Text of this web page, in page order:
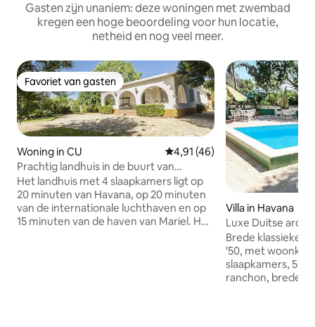
Gasten zijn unaniem: deze woningen met zwembad
kregen een hoge beoordeling voor hun locatie,
netheid en nog veel meer.
Favoriet van gasten
Favoriet van gasten
Woning in CU Gemiddelde beoordeling van
4,91 (46)
Prachtig landhuis in de buurt van
Havana.
Het landhuis met 4 slaapkamers ligt op
20 minuten van Havana, op 20 minuten
van de internationale luchthaven en op
15 minuten van de haven van Mariel. Het
Villa in Havana
Luxe Duitse
Brede klassieke
'50, met
slaapkamers, 5
ranchon, brede